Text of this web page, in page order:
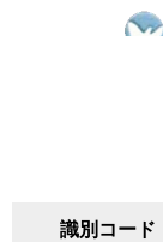
識別コード